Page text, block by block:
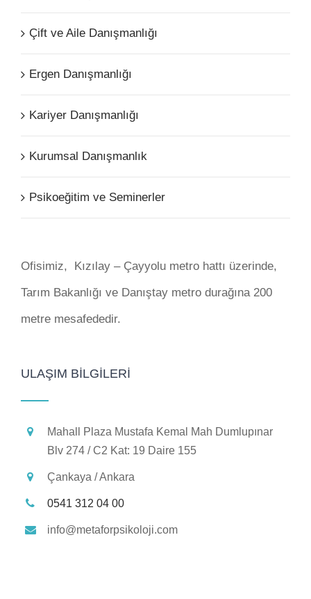
Çift ve Aile Danışmanlığı
Ergen Danışmanlığı
Kariyer Danışmanlığı
Kurumsal Danışmanlık
Psikoeğitim ve Seminerler
Ofisimiz, Kızılay – Çayyolu metro hattı üzerinde,
Tarım Bakanlığı ve Danıştay metro durağına 200
metre mesafededir.
ULAŞIM BILGILERI
Mahall Plaza Mustafa Kemal Mah Dumlupınar
Blv 274 / C2 Kat: 19 Daire 155
Çankaya / Ankara
0541 312 04 00
info@metaforpsikoloji.com